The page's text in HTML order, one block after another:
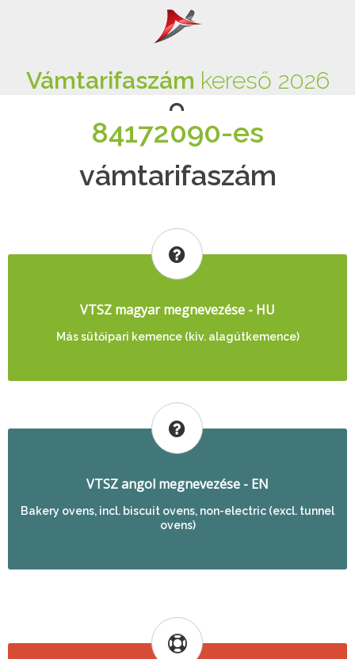
Vámtarifaszám kereső 2026
84172090-es
vámtarifaszám
VTSZ magyar megnevezése - HU
Más sütőipari kemence (kiv. alagútkemence)
VTSZ angol megnevezése - EN
Bakery ovens, incl. biscuit ovens, non-electric (excl. tunnel
ovens)